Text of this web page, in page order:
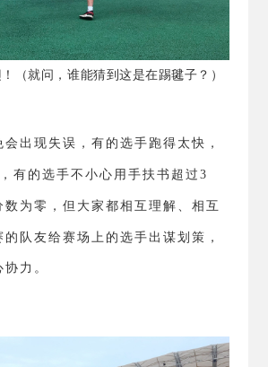
（就问，谁能猜到这是在踢毽子？）
会出现失误，有的选手跑得太快，
有的选手不小心用手扶书超过3
数为零，但大家都相互理解、相互
的队友给赛场上的选手出谋划策，
力。